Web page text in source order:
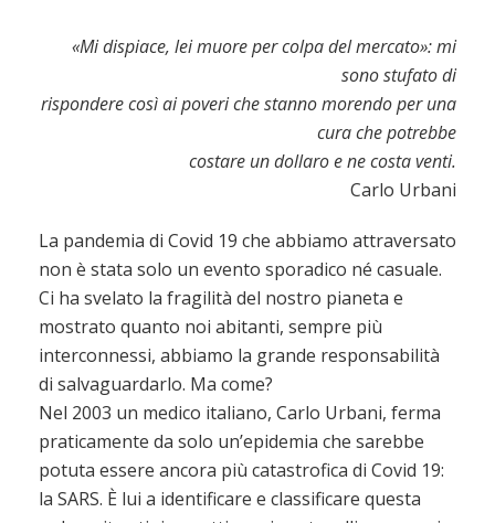
«Mi dispiace, lei muore per colpa del mercato»: mi
sono stufato di
rispondere così ai poveri che stanno morendo per una
cura che potrebbe
costare un dollaro e ne costa venti.
Carlo Urbani
La pandemia di Covid 19 che abbiamo attraversato
non è stata solo un evento sporadico né casuale.
Ci ha svelato la fragilità del nostro pianeta e
mostrato quanto noi abitanti, sempre più
interconnessi, abbiamo la grande responsabilità
di salvaguardarlo. Ma come?
Nel 2003 un medico italiano, Carlo Urbani, ferma
praticamente da solo un’epidemia che sarebbe
potuta essere ancora più catastrofica di Covid 19:
la SARS. È lui a identificare e classificare questa